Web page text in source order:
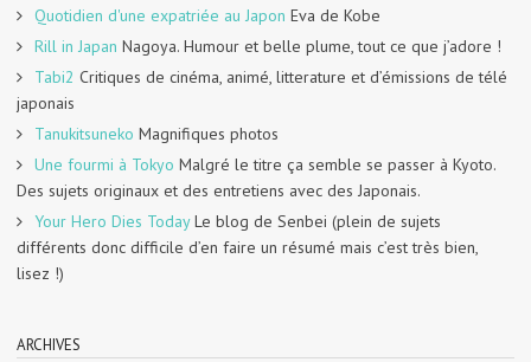
Quotidien d'une expatriée au Japon Eva de Kobe
Rill in Japan Nagoya. Humour et belle plume, tout ce que j’adore !
Tabi2 Critiques de cinéma, animé, litterature et d’émissions de télé
japonais
Tanukitsuneko Magnifiques photos
Une fourmi à Tokyo Malgré le titre ça semble se passer à Kyoto.
Des sujets originaux et des entretiens avec des Japonais.
Your Hero Dies TodayLe blog de Senbei (plein de sujets
différents donc difficile d’en faire un résumé mais c’est très bien,
lisez !)
ARCHIVES